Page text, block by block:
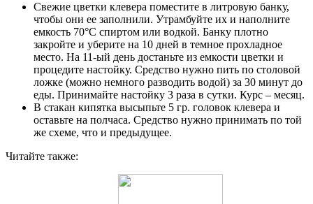
Свежие цветки клевера поместите в литровую банку,
чтобы они ее заполнили. Утрамбуйте их и наполните
емкость 70°С спиртом или водкой. Банку плотно
закройте и уберите на 10 дней в темное прохладное
место. На 11-ый день достаньте из емкости цветки и
процедите настойку. Средство нужно пить по столовой
ложке (можно немного разводить водой) за 30 минут до
еды. Принимайте настойку 3 раза в сутки. Курс – месяц.
В стакан кипятка высыпьте 5 гр. головок клевера и
оставьте на полчаса. Средство нужно принимать по той
же схеме, что и предыдущее.
Читайте также: